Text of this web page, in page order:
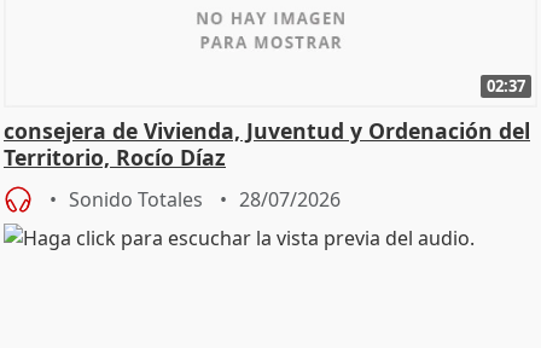
02:37
consejera de Vivienda, Juventud y Ordenación del
Territorio, Rocío Díaz
Sonido Totales 28/07/2026